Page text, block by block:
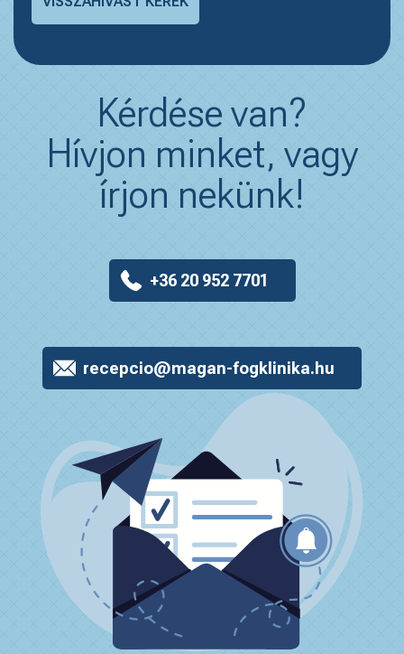
Kérdése van?
Hívjon minket, vagy
írjon nekünk!
+36 20 952 7701
recepcio@magan-fogklinika.hu